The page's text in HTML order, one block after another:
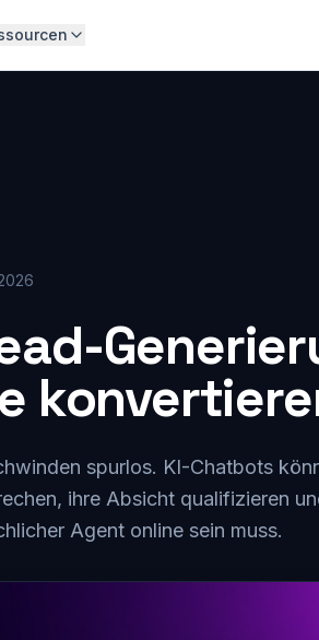
spurlos. KI-Chatbots
ihre Absicht qualifizieren
Agent online sein muss.